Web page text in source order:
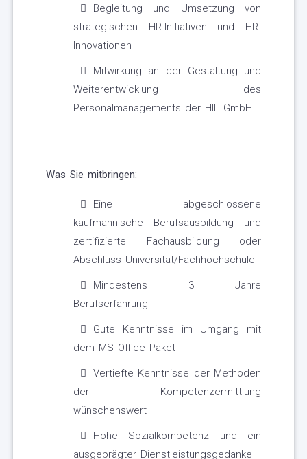
Begleitung und Umsetzung von
strategischen HR-Initiativen und HR-
Innovationen
Mitwirkung an der Gestaltung und
Weiterentwicklung des
Personalmanagements der HIL GmbH
Was Sie mitbringen:
Eine abgeschlossene
kaufmännische Berufsausbildung und
zertifizierte Fachausbildung oder
Abschluss Universität/Fachhochschule
Mindestens 3 Jahre
Berufserfahrung
Gute Kenntnisse im Umgang mit
dem MS Office Paket
Vertiefte Kenntnisse der Methoden
der Kompetenzermittlung
wünschenswert
Hohe Sozialkompetenz und ein
ausgeprägter Dienstleistungsgedanke